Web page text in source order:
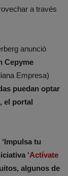
a través
anunció
Cepyme
Empresa)
puedan optar
el portal
tu
‘Actívate
algunos de